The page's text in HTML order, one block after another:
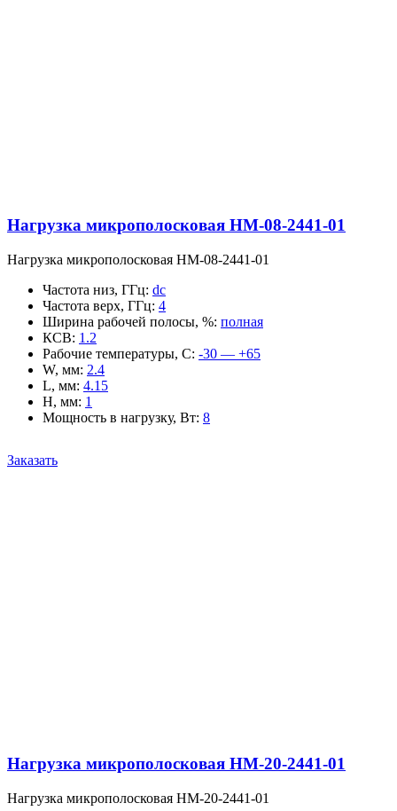
Нагрузка микрополосковая НМ-08-2441-01
Нагрузка микрополосковая НМ-08-2441-01
Частота низ, ГГц: dc
Частота верх, ГГц: 4
Ширина рабочей полосы, %: полная
КСВ: 1.2
Рабочие температуры, С: -30 — +65
W, мм: 2.4
L, мм: 4.15
H, мм: 1
Мощность в нагрузку, Вт: 8
Заказать
Нагрузка микрополосковая НМ-20-2441-01
Нагрузка микрополосковая НМ-20-2441-01